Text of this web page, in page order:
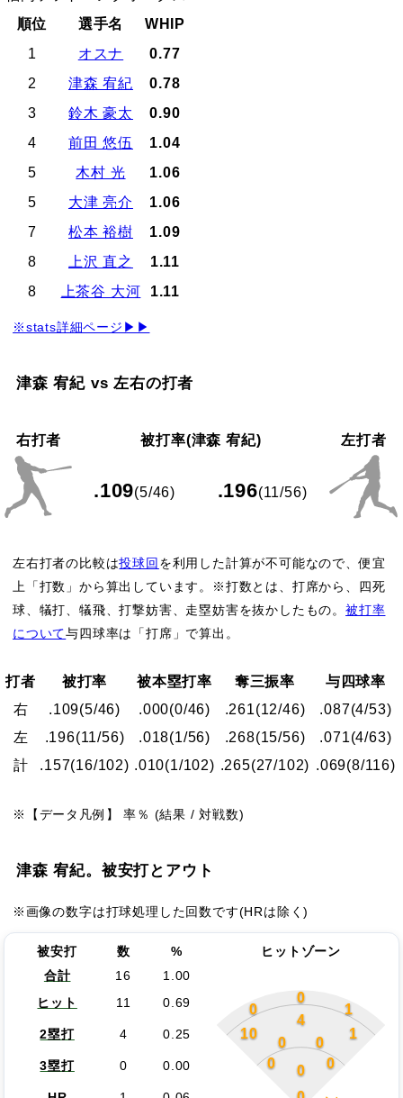
順位
選手名
WHIP
1
オスナ
0.77
2
津森 宥紀
0.78
3
鈴木 豪太
0.90
4
前田 悠伍
1.04
5
木村 光
1.06
5
大津 亮介
1.06
7
松本 裕樹
1.09
8
上沢 直之
1.11
8
上茶谷 大河 1.11
※stats詳細ページ▶▶
津森 宥紀 vs 左右の打者
右打者 被打率(津森 宥紀) 左打者
.109(5/46) .196(11/56)
左右打者の比較は投球回 を利用した計算が不可能なので、便宜
上「打数」から算出しています。※打数とは、打席から、四死
球、犠打、犠飛、打撃妨害、走塁妨害を抜かしたもの。被打率
について与四球率は「打席」で算出。
打者 被打率 被本塁打率 奪三振率
与四球率
右
.109(5/46) .000(0/46) .261(12/46) .087(4/53)
左
.196(11/56) .018(1/56) .268(15/56) .071(4/63)
計
.157(16/102) .010(1/102) .265(27/102) .069(8/116)
※【データ凡例】 率％ (結果 / 対戦数)
津森 宥紀。被安打とアウト
※画像の数字は打球処理した回数です(HRは除く)
被安打 数 %
ヒットゾーン
合計
16
1.00
ヒット
11 0.69 0
0
1
10
4
1
0
0
0
0
0
2塁打 4 0.25
3塁打 0 0.00